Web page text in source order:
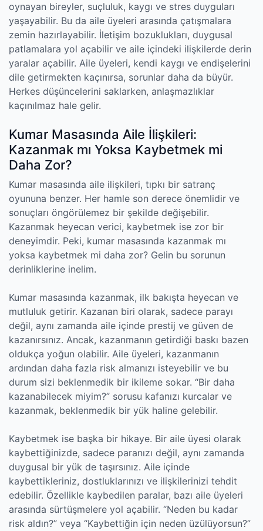
oynayan bireyler, suçluluk, kaygı ve stres duyguları
yaşayabilir. Bu da aile üyeleri arasında çatışmalara
zemin hazırlayabilir. İletişim bozuklukları, duygusal
patlamalara yol açabilir ve aile içindeki ilişkilerde derin
yaralar açabilir. Aile üyeleri, kendi kaygı ve endişelerini
dile getirmekten kaçınırsa, sorunlar daha da büyür.
Herkes düşüncelerini saklarken, anlaşmazlıklar
kaçınılmaz hale gelir.
Kumar Masasında Aile İlişkileri:
Kazanmak mı Yoksa Kaybetmek mi
Daha Zor?
Kumar masasında aile ilişkileri, tıpkı bir satranç
oyununa benzer. Her hamle son derece önemlidir ve
sonuçları öngörülemez bir şekilde değişebilir.
Kazanmak heyecan verici, kaybetmek ise zor bir
deneyimdir. Peki, kumar masasında kazanmak mı
yoksa kaybetmek mi daha zor? Gelin bu sorunun
derinliklerine inelim.
Kumar masasında kazanmak, ilk bakışta heyecan ve
mutluluk getirir. Kazanan biri olarak, sadece parayı
değil, aynı zamanda aile içinde prestij ve güven de
kazanırsınız. Ancak, kazanmanın getirdiği baskı bazen
oldukça yoğun olabilir. Aile üyeleri, kazanmanın
ardından daha fazla risk almanızı isteyebilir ve bu
durum sizi beklenmedik bir ikileme sokar. “Bir daha
kazanabilecek miyim?” sorusu kafanızı kurcalar ve
kazanmak, beklenmedik bir yük haline gelebilir.
Kaybetmek ise başka bir hikaye. Bir aile üyesi olarak
kaybettiğinizde, sadece paranızı değil, aynı zamanda
duygusal bir yük de taşırsınız. Aile içinde
kaybettikleriniz, dostluklarınızı ve ilişkilerinizi tehdit
edebilir. Özellikle kaybedilen paralar, bazı aile üyeleri
arasında sürtüşmelere yol açabilir. “Neden bu kadar
risk aldın?” veya “Kaybettiğin için neden üzülüyorsun?”